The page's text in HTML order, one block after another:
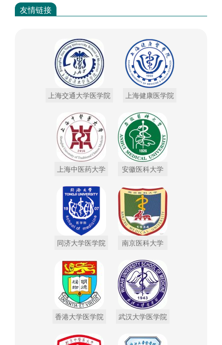
友情链接
上海交通大学医学院 上海健康医学院
上海中医药大学 安徽医科大学
同济大学医学院 南京医科大学
香港大学医学院 武汉大学医学院